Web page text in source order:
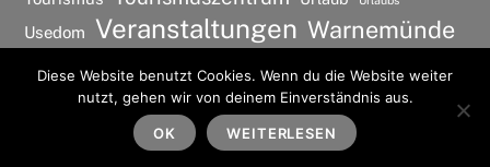
Back
Usedom Veranstaltungen Warnemünde
Ostsee Urlaubs Ferienwohnung2026
WordPress• Themify WordPress Themes
Diese Website benutzt Cookies. Wenn du die Website weiter
nutzt, gehen wir von deinem Einverständnis aus.
OK WEITERLESEN